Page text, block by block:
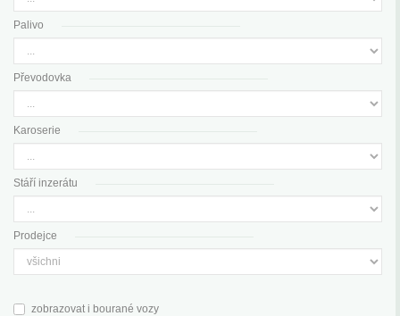
Palivo
Převodovka
Karoserie
Stáří inzerátu
Prodejce
zobrazovat i bourané vozy